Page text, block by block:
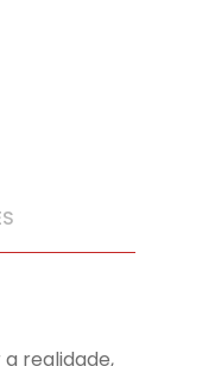
realidade,